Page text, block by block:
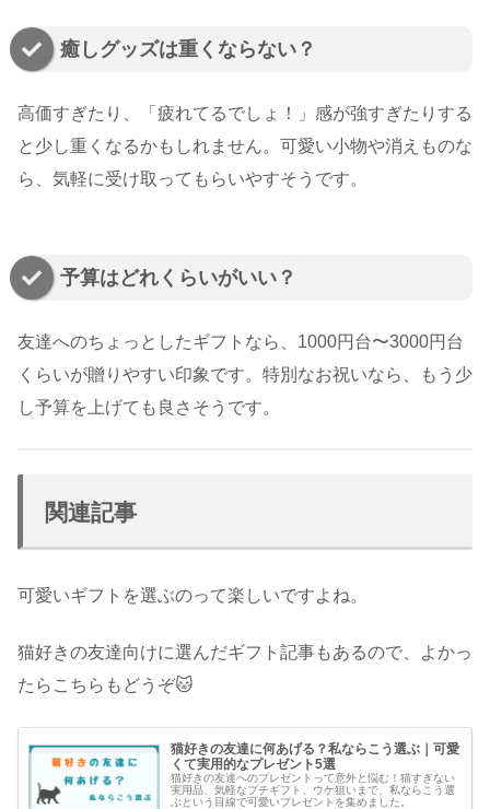
癒しグッズは重くならない？
高価すぎたり、「疲れてるでしょ！」感が強すぎたりする
と少し重くなるかもしれません。可愛い小物や消えものな
ら、気軽に受け取ってもらいやすそうです。
予算はどれくらいがいい？
友達へのちょっとしたギフトなら、1000円台〜3000円台
くらいが贈りやすい印象です。特別なお祝いなら、もう少
し予算を上げても良さそうです。
関連記事
可愛いギフトを選ぶのって楽しいですよね。
猫好きの友達向けに選んだギフト記事もあるので、よかっ
たらこちらもどうぞ🐱
猫好きの友達に何あげる？私ならこう選ぶ｜可愛
くて実用的なプレゼント5選
猫好きの友達へのプレゼントって意外と悩む！猫すぎない
実用品、気軽なプチギフト、ウケ狙いまで、私ならこう選
ぶという目線で可愛いプレゼントを集めました。